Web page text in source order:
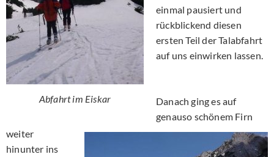
Abfahrt im Eiskar
einmal pausiert und
rückblickend diesen
ersten Teil der Talabfahrt
auf uns einwirken lassen.
Danach ging es auf
genauso schönem Firn
weiter
hinunter ins